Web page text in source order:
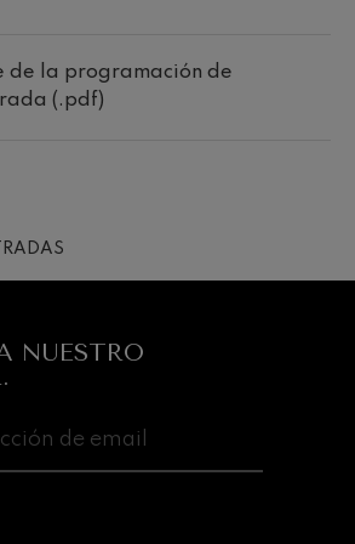
de la programación de
(.pdf)
NUESTRO